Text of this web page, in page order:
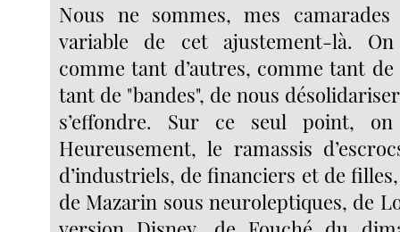
Nous ne sommes, mes
variable de cet ajustement-là.
comme tant d’autres, comme tant de
tant de "bandes", de nous
s’effondre. Sur ce seul point,
Heureusement, le ramassis
d’industriels, de financiers et de
de Mazarin sous neuroleptiques, de